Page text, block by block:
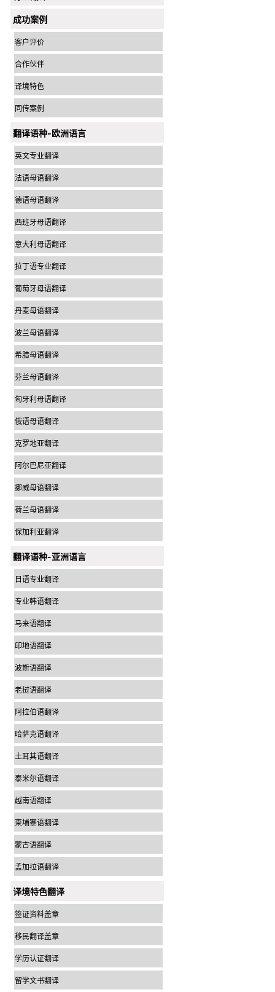
成功案例
客户评价
合作伙伴
译境特色
同传案例
翻译语种-欧洲语言
英文专业翻译
法语母语翻译
德语母语翻译
西班牙母语翻译
意大利母语翻译
拉丁语专业翻译
葡萄牙母语翻译
丹麦母语翻译
波兰母语翻译
希腊母语翻译
芬兰母语翻译
匈牙利母语翻译
俄语母语翻译
克罗地亚翻译
阿尔巴尼亚翻译
挪威母语翻译
荷兰母语翻译
保加利亚翻译
翻译语种-亚洲语言
日语专业翻译
专业韩语翻译
马来语翻译
印地语翻译
波斯语翻译
老挝语翻译
阿拉伯语翻译
哈萨克语翻译
土耳其语翻译
泰米尔语翻译
越南语翻译
柬埔寨语翻译
蒙古语翻译
孟加拉语翻译
译境特色翻译
签证资料盖章
移民翻译盖章
学历认证翻译
留学文书翻译